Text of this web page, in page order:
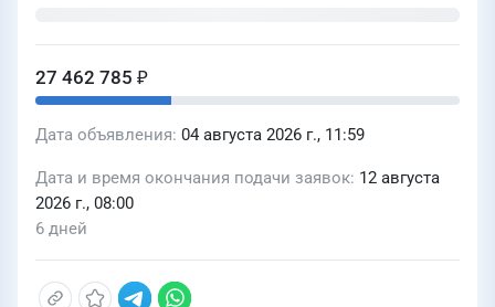
подготовки отчётов по проведению
обследования ВЛ, включая
составление паспортов,
обследованных ВЛ. (85017-ЭКСП
27 462 785 ₽
Дата объявления 04 августа 2026 г., 11:59
Дата и время окончания подачи заявок 12 августа
2026 г., 08:00
6 дней